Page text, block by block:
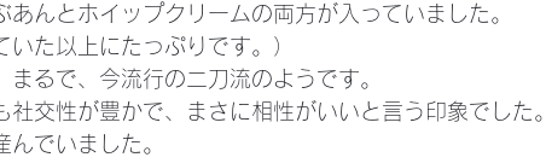
んとホイップクリームの両方が入っていました。
いた以上にたっぷりです。）
るで、今流行の二刀流のようです。
交性が豊かで、まさに相性がいいと言う印象でした。
でいました。